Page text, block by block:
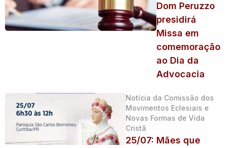
Dom Peruzzo
presidirá
Missa em
comemoração
ao Dia da
Advocacia
Notícia da Comissão dos
Movimentos Eclesiais e
Novas Formas de Vida
Cristã
25/07: Mães que